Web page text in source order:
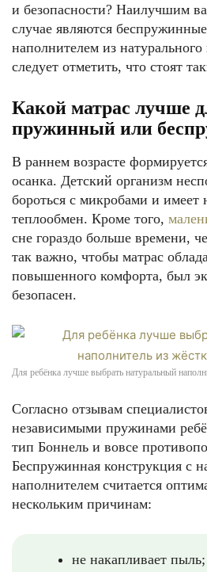
и безопасности? Наилучшим
случае являются
наполнителем из
следует отметить, что стоят
Какой матрас лучше
пружинный или
В раннем возрасте
осанка. Детский организм
бороться с микробами и имеет
теплообмен. Кроме того,
сне гораздо больше времени,
так важно, чтобы матрас
повышенного комфорта, был
безопасен.
Для ребёнка лучше выбрать натуральный
Согласно отзывам
независимыми пружинами
тип Боннель и вовсе
Беспружинная конструкция с
наполнителем считается
нескольким причинам:
не накапливает пыль;